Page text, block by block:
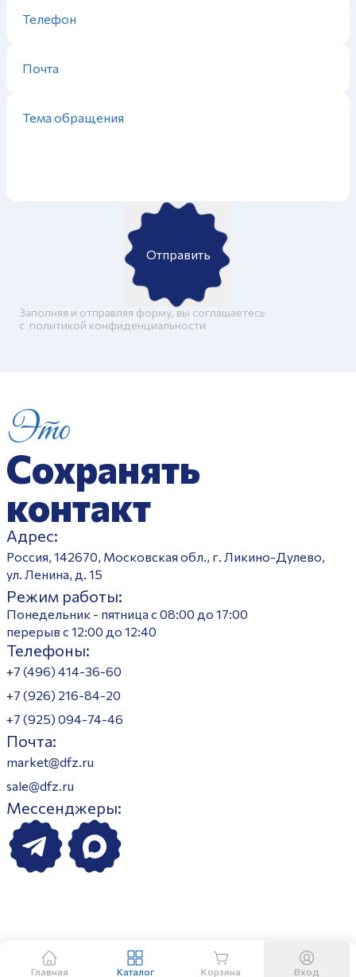
Отправить
Заполняя и отправляя форму, вы соглашаетесь
c политикой конфиденциальности
Это
Сохранять
контакт
Адрес:
Россия, 142670, Московская обл., г. Ликино-Дулево,
ул. Ленина, д. 15
Режим работы:
Понедельник - пятница с 08:00 до 17:00
перерыв с 12:00 до 12:40
Телефоны:
+7 (496) 414-36-60
+7 (926) 216-84-20
+7 (925) 094-74-46
Почта:
market@dfz.ru
sale@dfz.ru
Мессенджеры:
Главная Каталог Корзина Вход